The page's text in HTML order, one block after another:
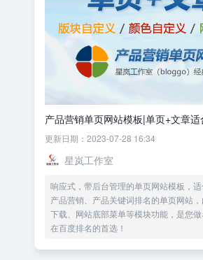
产品营销单页网站模板|单页+文章适
更新日期：2023-07-28 16:34
星岚工作室
响应式，带后台管理的单页网站模板，适
产品营销、产品关键词排名的单页网站
下载、网站底部菜单等模块功能，是您
在百度排名的首选！